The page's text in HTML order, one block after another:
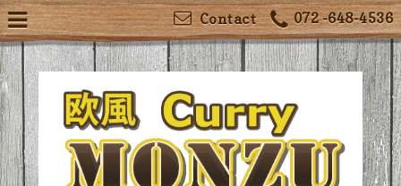
072 -648-4536
Contact